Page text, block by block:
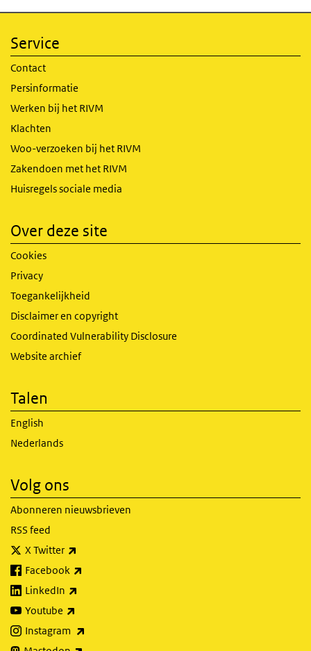
Service
Contact
Persinformatie
Werken bij het RIVM
Klachten
Woo-verzoeken bij het RIVM
Zakendoen met het RIVM
Huisregels sociale media
Over deze site
Cookies
Privacy
Toegankelijkheid
Disclaimer en copyright
Coordinated Vulnerability Disclosure
Website archief
Talen
English
Nederlands
Volg ons
Abonneren nieuwsbrieven
RSS feed
X Twitter
Facebook
LinkedIn
Youtube
Instagram